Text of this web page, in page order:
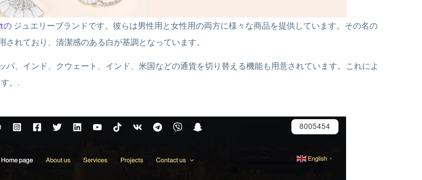
の ジュエリーブランドです。彼らは男性用と女性用の両方に様々な商品を提供しています。その名の
れており、清潔感のある白が基調となっています。
、インド、クウェート、インド、米国などの通貨を切り替える機能も用意されています。これによ
。.